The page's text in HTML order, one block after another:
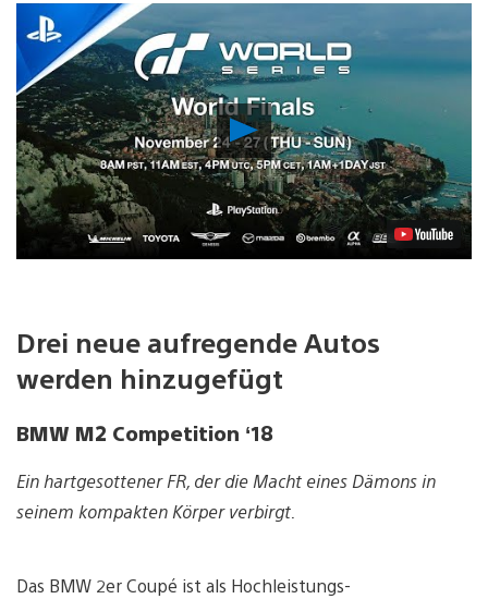
Video
abspielen
Drei neue aufregende Autos
werden hinzugefügt
BMW M2 Competition ‘18
Ein hartgesottener FR, der die Macht eines Dämons in
seinem kompakten Körper verbirgt.
Das BMW 2er Coupé ist als Hochleistungs-